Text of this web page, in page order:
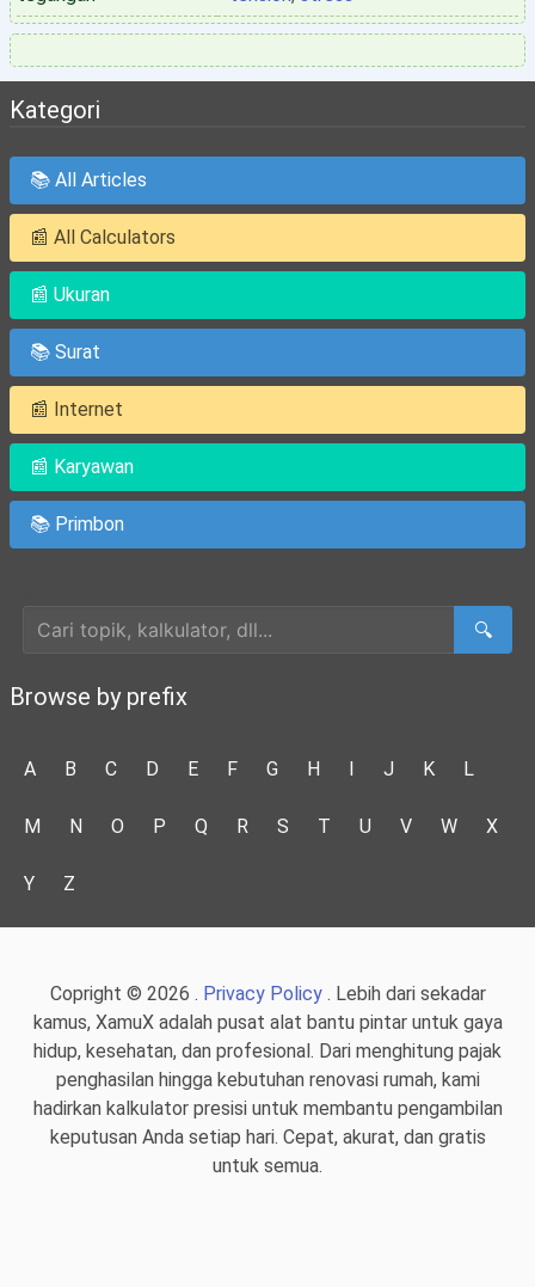
Kategori
📚 All Articles
📰 All Calculators
📰 Ukuran
📚 Surat
📰 Internet
📰 Karyawan
📚 Primbon
🔍
Browse by prefix
A B C D E F G H I J K L
M N O P Q R S T U V W X
Y Z
Copright © 2026 . Privacy Policy. Lebih dari sekadar
kamus, XamuX adalah pusat alat bantu pintar untuk gaya
hidup, kesehatan, dan profesional. Dari menghitung pajak
penghasilan hingga kebutuhan renovasi rumah, kami
hadirkan kalkulator presisi untuk membantu pengambilan
keputusan Anda setiap hari. Cepat, akurat, dan gratis
untuk semua.